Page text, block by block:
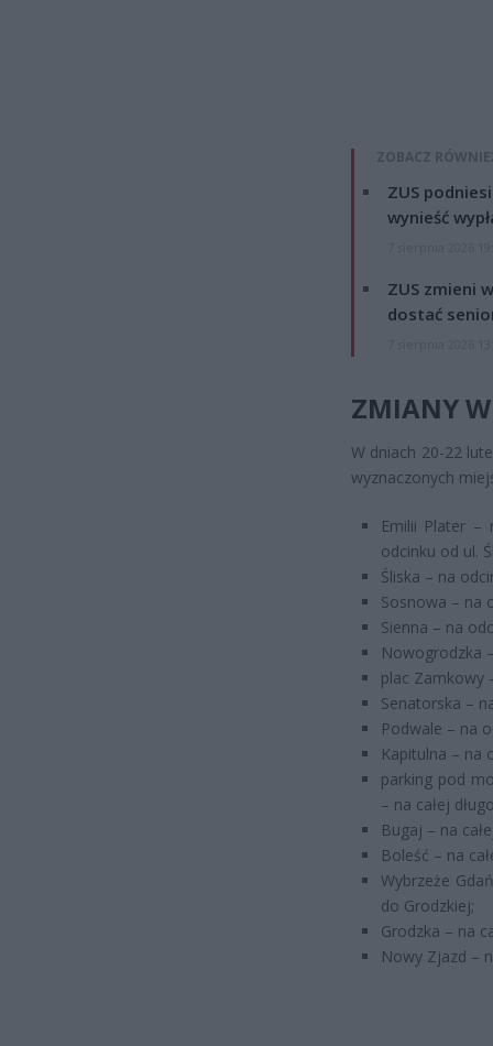
ZOBACZ
ZUS
wynieść
ZUS zmieni
dostać
ZMIANY
W dniach 20-22
wyznaczonych
Emilii Plater –
odcinku od ul.
Śliska – na
Sosnowa – na
Sienna – na
Nowogrodzka
plac Zamkowy
Senatorska –
Podwale – na
Kapitulna – na
parking pod
– na całej
Bugaj – na
Boleść – na
Wybrzeże
do Grodzkiej;
Grodzka – na
Nowy Zjazd –